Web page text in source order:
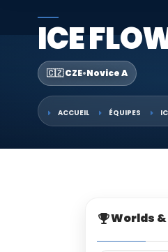
ICE
🇨🇿 CZE•Novice A
ACCUEIL ÉQUIPES
Worlds